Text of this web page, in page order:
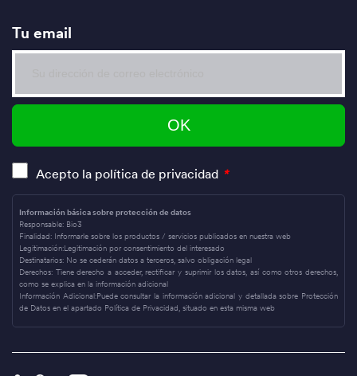
Tu email
Acepto la política de privacidad *
Información básica sobre protección de datos
Responsable: Bio3
Finalidad: Informarle sobre los productos / servicios publicados en nuestra web
Legitimación:Legitimación por consentimiento del interesado
Destinatarios: No se cederán datos a terceros, salvo obligación legal
Derechos: Tiene derecho a acceder, rectificar y suprimir los datos, así como otros derechos,
como se explica en la información adicional
Información Adicional:Puede consultar la información adicional y detallada sobre Protección
de Datos en el apartado Política de Privacidad, situado en esta misma web